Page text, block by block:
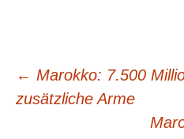
← Marokko: 7.500
zusätzliche Arme